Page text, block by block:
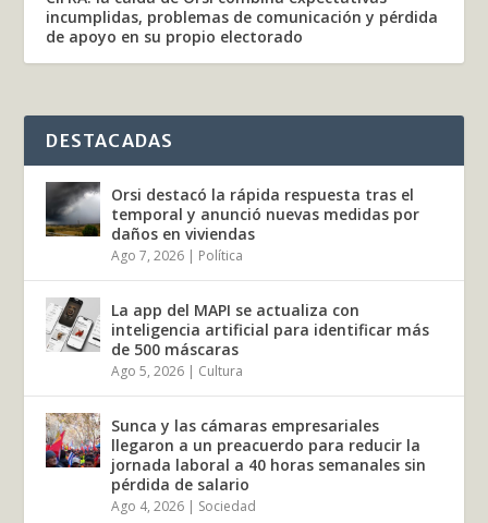
incumplidas, problemas de comunicación y pérdida
de apoyo en su propio electorado
DESTACADAS
Orsi destacó la rápida respuesta tras el
temporal y anunció nuevas medidas por
daños en viviendas
Ago 7, 2026 | Política
La app del MAPI se actualiza con
inteligencia artificial para identificar más
de 500 máscaras
Ago 5, 2026 | Cultura
Sunca y las cámaras empresariales
llegaron a un preacuerdo para reducir la
jornada laboral a 40 horas semanales sin
pérdida de salario
Ago 4, 2026 | Sociedad